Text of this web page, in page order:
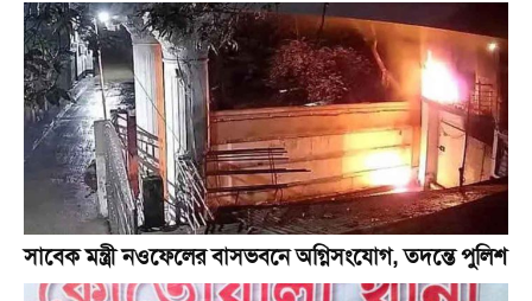
সাবেক মন্ত্রী নওফেলের বাসভবনে অগ্নিসংযোগ, তদন্তে পুলিশ